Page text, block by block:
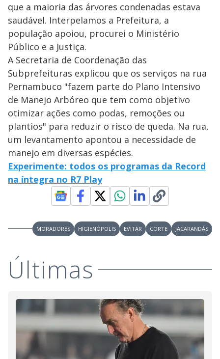
que a maioria das árvores condenadas estava
saudável. Interpelamos a Prefeitura, a
população apoiou, procurei o Ministério
Público e a Justiça.
A Secretaria de Coordenação das
Subprefeituras explicou que os serviços na rua
Pernambuco "fazem parte do Plano Intensivo
de Manejo Arbóreo que tem como objetivo
otimizar ações como podas, remoções ou
plantios" para reduzir o risco de queda. Na rua,
um levantamento apontou a necessidade de
manejo em diversas espécies.
Experimente: todos os programas da Record
na íntegra no R7 Play
MORADORES HIGIENÓPOLIS EVITAR CORTE JACARANDÁS
Últimas